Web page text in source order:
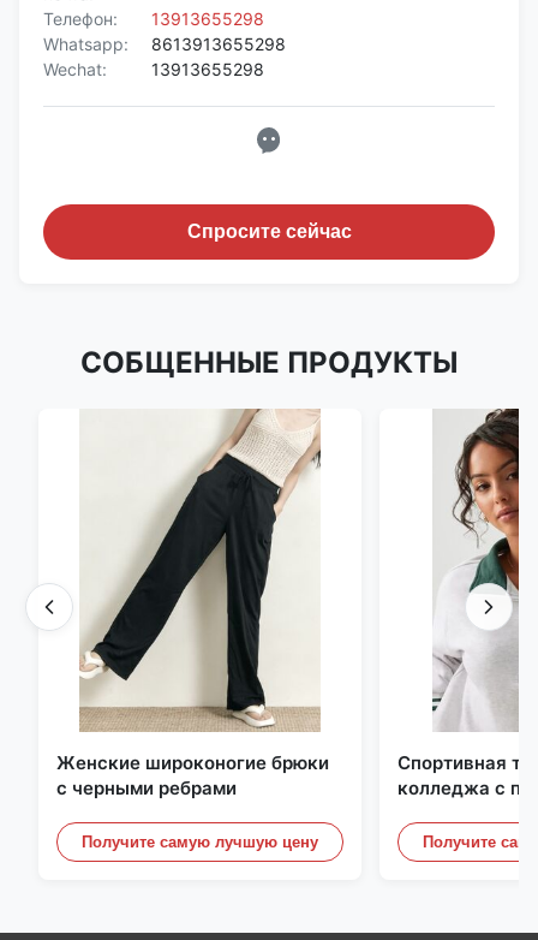
Телефон:
13913655298
Whatsapp:
8613913655298
Wechat:
13913655298
Спросите сейчас
СОБЩЕННЫЕ ПРОДУКТЫ
Женские широконогие брюки
с черными ребрами
Получите самую лучшую цену
Спортивная
колледжа с
отделкой
Получите